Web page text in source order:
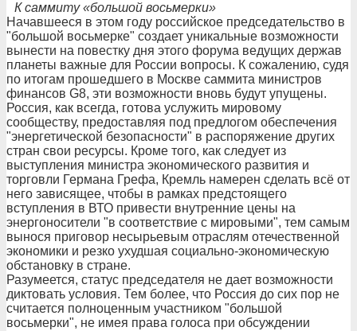
К саммиту «большой восьмерки»
Начавшееся в этом году российское председательство в
"большой восьмерке" создает уникальные возможности
вынести на повестку дня этого форума ведущих держав
планеты важные для России вопросы. К сожалению, судя
по итогам прошедшего в Москве саммита министров
финансов G8, эти возможности вновь будут упущены.
Россия, как всегда, готова услужить мировому
сообществу, предоставляя под предлогом обеспечения
"энергетической безопасности" в распоряжение других
стран свои ресурсы. Кроме того, как следует из
выступления министра экономического развития и
торговли Германа Грефа, Кремль намерен сделать всё от
него зависящее, чтобы в рамках предстоящего
вступления в ВТО привести внутренние цены на
энергоносители "в соответствие с мировыми", тем самым
вынося приговор несырьевым отраслям отечественной
экономики и резко ухудшая социально-экономическую
обстановку в стране.
Разумеется, статус председателя не дает возможности
диктовать условия. Тем более, что Россия до сих пор не
считается полноценным участником "большой
восьмерки", не имея права голоса при обсуждении